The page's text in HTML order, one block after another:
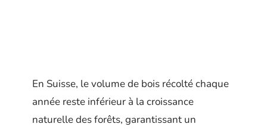
En Suisse, le volume de bois récolté chaque
année reste inférieur à la croissance
naturelle des forêts, garantissant un